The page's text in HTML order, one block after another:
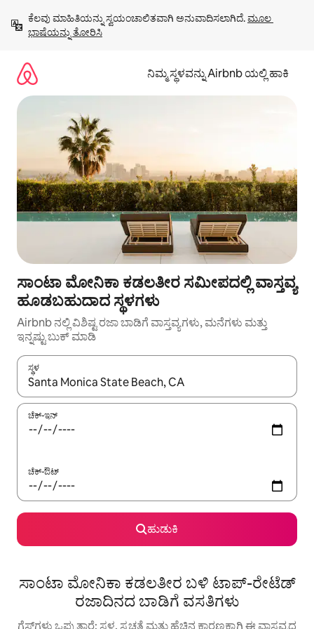
ಹೋಗಿ
ಕೆಲವು ಮಾಹಿತಿಯನ್ನು ಸ್ವಯಂಚಾಲಿತವಾಗಿ ಅನುವಾದಿಸಲಾಗಿದೆ. ಮೂಲ
ಭಾಷೆಯನ್ನು ತೋರಿಸಿ
ನಿಮ್ಮ ಸ್ಥಳವನ್ನು Airbnb ಯಲ್ಲಿ ಹಾಕಿ
ಸಾಂಟಾ ಮೋನಿಕಾ ಕಡಲತೀರ ಸಮೀಪದಲ್ಲಿ ವಾಸ್ತವ್ಯ
ಹೂಡಬಹುದಾದ ಸ್ಥಳಗಳು
Airbnb ನಲ್ಲಿ ವಿಶಿಷ್ಟ ರಜಾ ಬಾಡಿಗೆ ವಾಸ್ತವ್ಯಗಳು, ಮನೆಗಳು ಮತ್ತು
ಇನ್ನಷ್ಟು ಬುಕ್ ಮಾಡಿ
ಸ್ಥಳ
ಫಲಿತಾಂಶಗಳು ಲಭ್ಯವಿರುವಾಗ, ಅಪ್ ಮತ್ತು ಡೌನ್ ಬಾಣದ ಕೀಲಿಗಳೊಂದಿಗೆ
ಚೆಕ್-ಇನ್
ಚೆಕ್-ಔಟ್
ಹುಡುಕಿ
ಸಾಂಟಾ ಮೋನಿಕಾ ಕಡಲತೀರ ಬಳಿ ಟಾಪ್-ರೇಟೆಡ್
ರಜಾದಿನದ ಬಾಡಿಗೆ ವಸತಿಗಳು
ಗೆಸ್ಟ್‌ಗಳು ಒಪ್ಪುತ್ತಾರೆ: ಸ್ಥಳ, ಸ್ವಚ್ಛತೆ ಮತ್ತು ಹೆಚ್ಚಿನ ಕಾರಣಕ್ಕಾಗಿ ಈ ವಾಸ್ತವ್ಯದ